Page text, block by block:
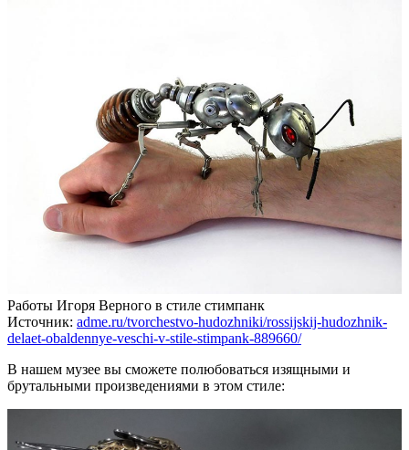
Работы Игоря Верного в стиле стимпанк
Источник: adme.ru/tvorchestvo-hudozhniki/rossijskij-hudozhnik-
delaet-obaldennye-veschi-v-stile-stimpank-889660/
В нашем музее вы сможете полюбоваться изящными и
брутальными произведениями в этом стиле: